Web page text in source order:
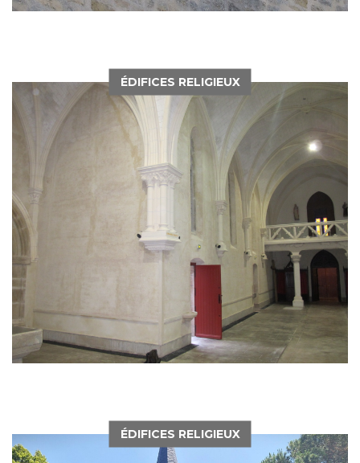
ÉDIFICES RELIGIEUX
ÉDIFICES RELIGIEUX